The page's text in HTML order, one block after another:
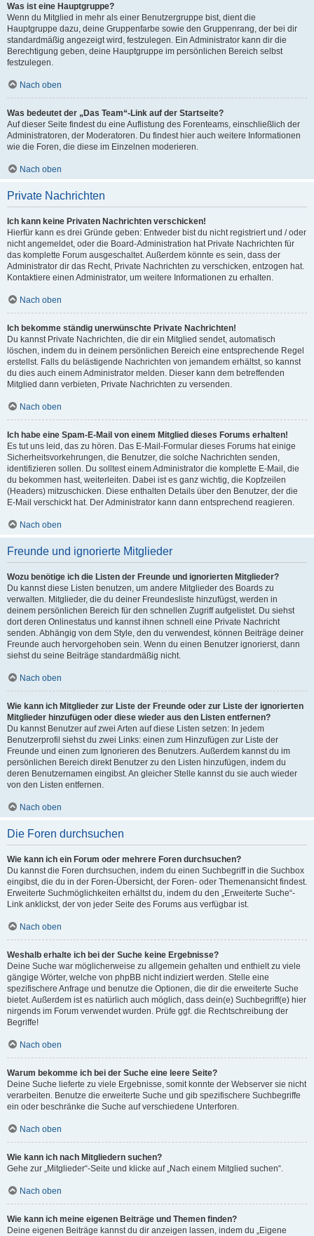
Was ist eine Hauptgruppe?
Wenn du Mitglied in mehr als einer Benutzergruppe bist, dient die
Hauptgruppe dazu, deine Gruppenfarbe sowie den Gruppenrang, der bei dir
standardmäßig angezeigt wird, festzulegen. Ein Administrator kann dir die
Berechtigung geben, deine Hauptgruppe im persönlichen Bereich selbst
festzulegen.
Nach oben
Was bedeutet der „Das Team“-Link auf der Startseite?
Auf dieser Seite findest du eine Auflistung des Forenteams, einschließlich der
Administratoren, der Moderatoren. Du findest hier auch weitere Informationen
wie die Foren, die diese im Einzelnen moderieren.
Nach oben
Private Nachrichten
Ich kann keine Privaten Nachrichten verschicken!
Hierfür kann es drei Gründe geben: Entweder bist du nicht registriert und / oder
nicht angemeldet, oder die Board-Administration hat Private Nachrichten für
das komplette Forum ausgeschaltet. Außerdem könnte es sein, dass der
Administrator dir das Recht, Private Nachrichten zu verschicken, entzogen hat.
Kontaktiere einen Administrator, um weitere Informationen zu erhalten.
Nach oben
Ich bekomme ständig unerwünschte Private Nachrichten!
Du kannst Private Nachrichten, die dir ein Mitglied sendet, automatisch
löschen, indem du in deinem persönlichen Bereich eine entsprechende Regel
erstellst. Falls du belästigende Nachrichten von jemandem erhältst, so kannst
du dies auch einem Administrator melden. Dieser kann dem betreffenden
Mitglied dann verbieten, Private Nachrichten zu versenden.
Nach oben
Ich habe eine Spam-E-Mail von einem Mitglied dieses Forums erhalten!
Es tut uns leid, das zu hören. Das E-Mail-Formular dieses Forums hat einige
Sicherheitsvorkehrungen, die Benutzer, die solche Nachrichten senden,
identifizieren sollen. Du solltest einem Administrator die komplette E-Mail, die
du bekommen hast, weiterleiten. Dabei ist es ganz wichtig, die Kopfzeilen
(Headers) mitzuschicken. Diese enthalten Details über den Benutzer, der die
E-Mail verschickt hat. Der Administrator kann dann entsprechend reagieren.
Nach oben
Freunde und ignorierte Mitglieder
Wozu benötige ich die Listen der Freunde und ignorierten Mitglieder?
Du kannst diese Listen benutzen, um andere Mitglieder des Boards zu
verwalten. Mitglieder, die du deiner Freundesliste hinzufügst, werden in
deinem persönlichen Bereich für den schnellen Zugriff aufgelistet. Du siehst
dort deren Onlinestatus und kannst ihnen schnell eine Private Nachricht
senden. Abhängig von dem Style, den du verwendest, können Beiträge deiner
Freunde auch hervorgehoben sein. Wenn du einen Benutzer ignorierst, dann
siehst du seine Beiträge standardmäßig nicht.
Nach oben
Wie kann ich Mitglieder zur Liste der Freunde oder zur Liste der ignorierten
Mitglieder hinzufügen oder diese wieder aus den Listen entfernen?
Du kannst Benutzer auf zwei Arten auf diese Listen setzen: In jedem
Benutzerprofil siehst du zwei Links: einen zum Hinzufügen zur Liste der
Freunde und einen zum Ignorieren des Benutzers. Außerdem kannst du im
persönlichen Bereich direkt Benutzer zu den Listen hinzufügen, indem du
deren Benutzernamen eingibst. An gleicher Stelle kannst du sie auch wieder
von den Listen entfernen.
Nach oben
Die Foren durchsuchen
Wie kann ich ein Forum oder mehrere Foren durchsuchen?
Du kannst die Foren durchsuchen, indem du einen Suchbegriff in die Suchbox
eingibst, die du in der Foren-Übersicht, der Foren- oder Themenansicht findest.
Erweiterte Suchmöglichkeiten erhältst du, indem du den „Erweiterte Suche“-
Link anklickst, der von jeder Seite des Forums aus verfügbar ist.
Nach oben
Weshalb erhalte ich bei der Suche keine Ergebnisse?
Deine Suche war möglicherweise zu allgemein gehalten und enthielt zu viele
gängige Wörter, welche von phpBB nicht indiziert werden. Stelle eine
spezifischere Anfrage und benutze die Optionen, die dir die erweiterte Suche
bietet. Außerdem ist es natürlich auch möglich, dass dein(e) Suchbegriff(e) hier
nirgends im Forum verwendet wurden. Prüfe ggf. die Rechtschreibung der
Begriffe!
Nach oben
Warum bekomme ich bei der Suche eine leere Seite?
Deine Suche lieferte zu viele Ergebnisse, somit konnte der Webserver sie nicht
verarbeiten. Benutze die erweiterte Suche und gib spezifischere Suchbegriffe
ein oder beschränke die Suche auf verschiedene Unterforen.
Nach oben
Wie kann ich nach Mitgliedern suchen?
Gehe zur „Mitglieder“-Seite und klicke auf „Nach einem Mitglied suchen“.
Nach oben
Wie kann ich meine eigenen Beiträge und Themen finden?
Deine eigenen Beiträge kannst du dir anzeigen lassen, indem du „Eigene